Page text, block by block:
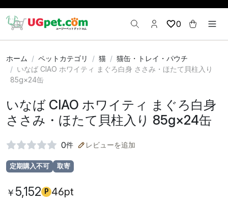
0
ホーム ペットカテゴリ 猫
猫缶・トレイ・パウチ
いなば CIAO ホワイティ まぐろ白身 ささみ・ほたて貝柱入り
85g×24缶
いなば CIAO ホワイティ まぐろ白身
ささみ・ほたて貝柱入り 85g×24缶
0件 レビューを追加
定期購入不可 取寄
￥ 5,152 P 46pt